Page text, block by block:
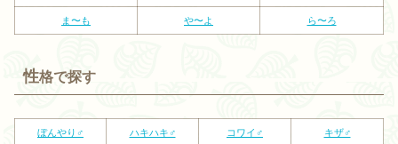
ま〜も や〜よ ら〜ろ
性格で探す
ぼんやり♂ ハキハキ♂ コワイ♂ キザ♂